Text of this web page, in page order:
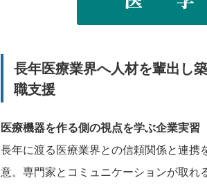
長年医療業界へ人材を輩出し
職支援
医療機器を作る側の視点を学ぶ企業実習
長年に渡る医療業界との信頼関係と連
意。専門家とコミュニケーションが取れ